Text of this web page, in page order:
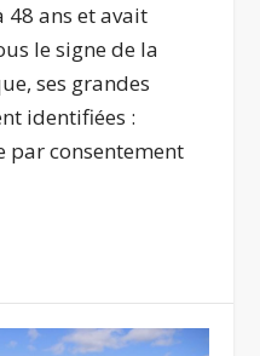
48 ans et avait
le signe de la
ses grandes
identifiées :
consentement